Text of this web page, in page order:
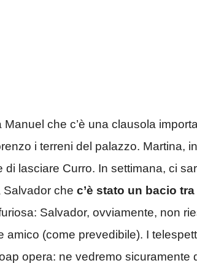
che c’è una clausola
i terreni del palazzo. Martina,
lasciare Curro. In settimana, ci
che c’è stato un bacio
Salvador, ovviamente, non
(come prevedibile). I
opera: ne vedremo sicuramente